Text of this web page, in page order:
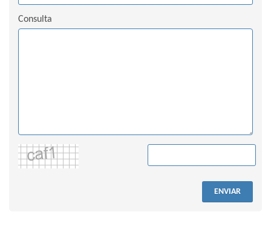
Consulta
ENVIAR